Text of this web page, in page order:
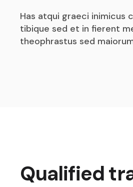
Has atqui graeci inimicus
tibique sed et in fierent
theophrastus sed
Qualified